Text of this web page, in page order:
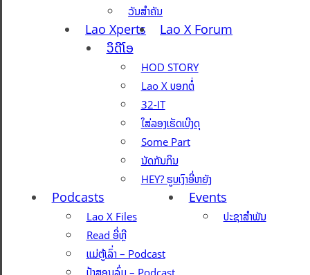
ວັນສຳຄັນ
Lao Xperts
Lao X Forum
ວິດີໂອ
HOD STORY
Lao X ບອກຕໍ່
32-IT
ໃສ່ລອງເຮັດເບີງດຸ
Some Part
ນັດກັນກິນ
HEY? ຮູບເງົາອີ່ຫຍັງ
Podcasts
Lao X Files
Read ອີ່ຫຼີ
ແມ່ຕູ້ເລົ່າ – Podcast
ປ້າສອນລົ່ມ – Podcast
Events
ປະຊາສຳພັນ